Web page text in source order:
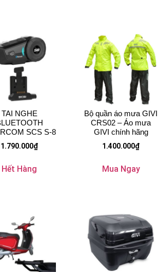
TAI NGHE
SCS S-8
1.790.000₫
Hết Hàng
Bộ quần áo mưa GIVI
CRS02 – Áo mưa
GIVI chính hãng
1.400.000₫
Mua Ngay